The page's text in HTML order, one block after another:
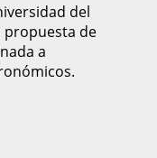
del
propuesta de
a